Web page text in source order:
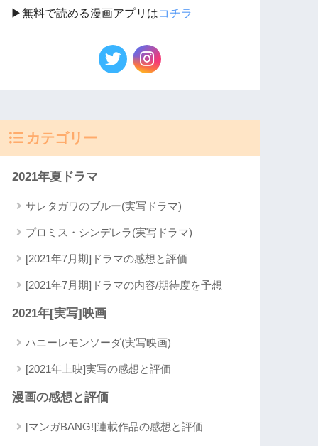
▶︎無料で読める漫画アプリはコチラ
カテゴリー
2021年夏ドラマ
サレタガワのブルー(実写ドラマ)
プロミス・シンデレラ(実写ドラマ)
[2021年7月期]ドラマの感想と評価
[2021年7月期]ドラマの内容/期待度を予想
2021年[実写]映画
ハニーレモンソーダ(実写映画)
[2021年上映]実写の感想と評価
漫画の感想と評価
[マンガBANG!]連載作品の感想と評価